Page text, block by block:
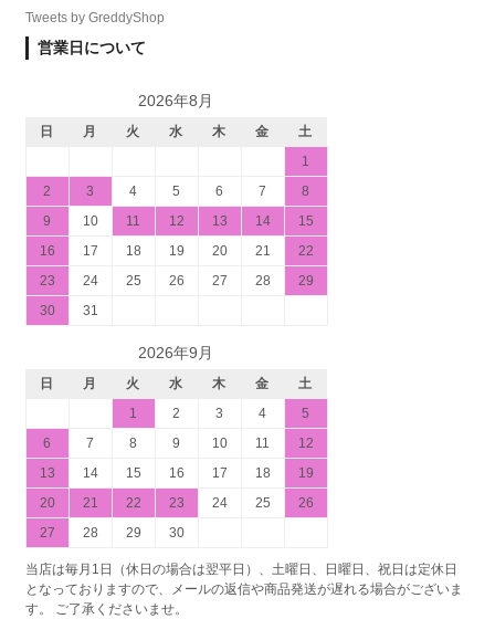
Tweets by GreddyShop
営業日について
2026年8月
日 月 火 水 木 金
土
1
2
3 4 5 6 7
8
9
10 11 12 13 14
15
16
17 18 19 20 21
22
23
24 25 26 27 28
29
30
31
2026年9月
日 月 火 水 木 金
土
1
2 3 4
5
6
7 8 9 10 11
12
13
14 15 16 17 18
19
20
21 22 23 24 25
26
27
28 29 30
当店は毎月1日（休日の場合は翌平日）、土曜日、日曜日、祝日は定休日
となっておりますので、メールの返信や商品発送が遅れる場合がございま
す。 ご了承くださいませ。